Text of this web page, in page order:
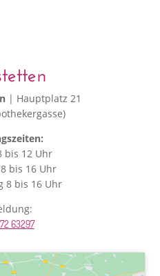
| Hauptplatz 21
bis 12 Uhr
bis 16 Uhr
8 bis 16 Uhr
63297